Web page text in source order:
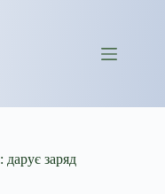
заряд